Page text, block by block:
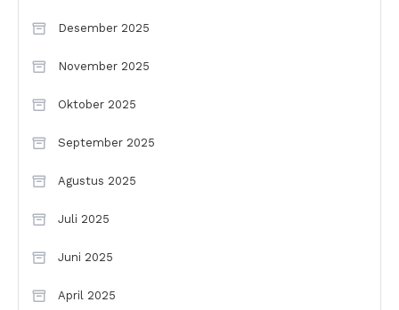
Desember 2025
November 2025
Oktober 2025
September 2025
Agustus 2025
Juli 2025
Juni 2025
April 2025